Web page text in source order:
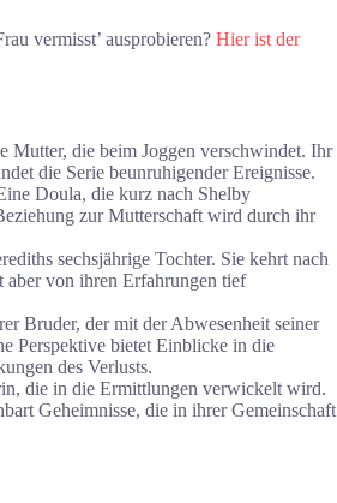
vermisst’ ausprobieren? Hier ist der
Mutter, die beim Joggen verschwindet. Ihr
die Serie beunruhigender Ereignisse.
Doula, die kurz nach Shelby
zur Mutterschaft wird durch ihr
sechsjährige Tochter. Sie kehrt nach
aber von ihren Erfahrungen tief
Bruder, der mit der Abwesenheit seiner
Perspektive bietet Einblicke in die
des Verlusts.
die in die Ermittlungen verwickelt wird.
Geheimnisse, die in ihrer Gemeinschaft